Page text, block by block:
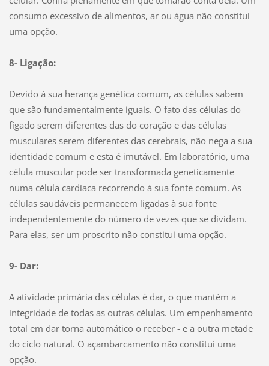
consumo excessivo de alimentos, ar ou água não constitui
uma opção.
8- Ligação:
Devido à sua herança genética comum, as células sabem
que são fundamentalmente iguais. O fato das células do
fígado serem diferentes das do coração e das células
musculares serem diferentes das cerebrais, não nega a sua
identidade comum e esta é imutável. Em laboratório, uma
célula muscular pode ser transformada geneticamente
numa célula cardíaca recorrendo à sua fonte comum. As
células saudáveis permanecem ligadas à sua fonte
independentemente do número de vezes que se dividam.
Para elas, ser um proscrito não constitui uma opção.
9- Dar:
A atividade primária das células é dar, o que mantém a
integridade de todas as outras células. Um empenhamento
total em dar torna automático o receber - e a outra metade
do ciclo natural. O açambarcamento não constitui uma
opção.